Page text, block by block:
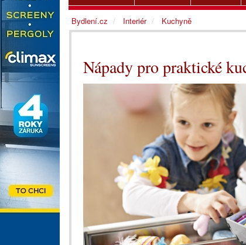
Nápady pro praktické
Bydlení.cz Interiér Kuchyně